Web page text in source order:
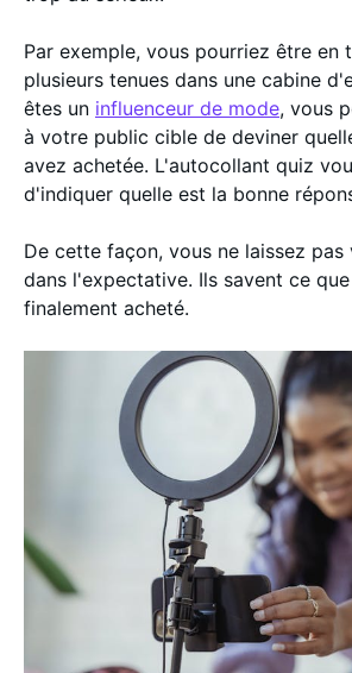
Par exemple, vous pourriez être en
plusieurs tenues dans une cabine
êtes un influenceur de mode, vous
à votre public cible de deviner
avez achetée. L'autocollant quiz
d'indiquer quelle est la bonne
De cette façon, vous ne laissez
dans l'expectative. Ils savent ce
finalement acheté.